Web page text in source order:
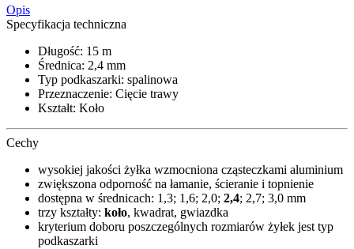
Opis
Specyfikacja techniczna
Długość: 15 m
Średnica: 2,4 mm
Typ podkaszarki: spalinowa
Przeznaczenie: Cięcie trawy
Kształt: Koło
Cechy
wysokiej jakości żyłka wzmocniona cząsteczkami aluminium
zwiększona odporność na łamanie, ścieranie i topnienie
dostępna w średnicach: 1,3; 1,6; 2,0; 2,4; 2,7; 3,0 mm
trzy kształty: koło, kwadrat, gwiazdka
kryterium doboru poszczególnych rozmiarów żyłek jest typ
podkaszarki